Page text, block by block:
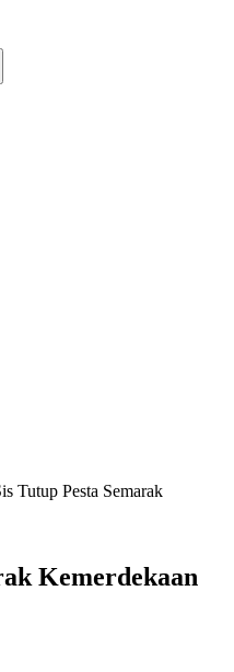
Tutup Pesta Semarak
Kemerdekaan